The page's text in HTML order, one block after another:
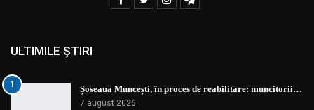
ULTIMILE ȘTIRI
1 Șoseaua Muncești, în proces de reabilitare: muncitorii…
7 august 2026